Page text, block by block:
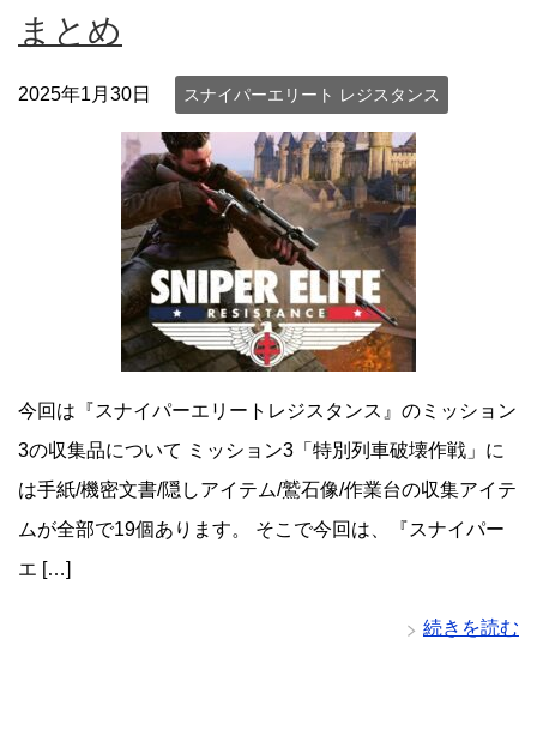
まとめ
2025年1月30日 スナイパーエリート レジスタンス
今回は『スナイパーエリートレジスタンス』のミッション
3の収集品について ミッション3「特別列車破壊作戦」に
は手紙/機密文書/隠しアイテム/鷲石像/作業台の収集アイテ
ムが全部で19個あります。 そこで今回は、『スナイパー
エ […]
続きを読む